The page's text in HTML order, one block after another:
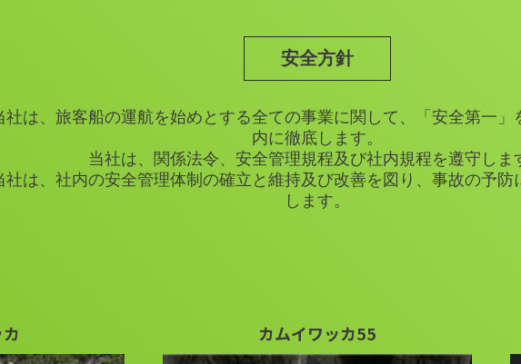
安全方針
社は、旅客船の運航を始めとする全ての事業に関して、「安全第一」
内に徹底します。
当社は、関係法令、安全管理規程及び社内規程を遵守しま
社は、社内の安全管理体制の確立と維持及び改善を図り、事故の予防
します。
カムイワッカ55